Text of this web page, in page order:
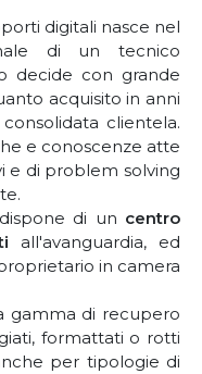
digitali nasce nel
di un tecnico
decide con grande
acquisito in anni
clientela.
e conoscenze atte
e di problem solving
di un centro
all'avanguardia, ed
in camera
gamma di recupero
formattati o rotti
per tipologie di